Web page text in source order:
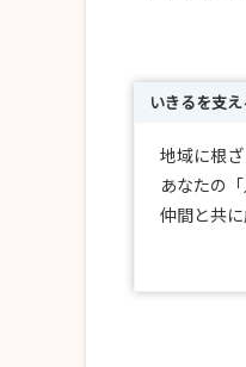
いきるを支え
地域に根
あなたの
仲間と共